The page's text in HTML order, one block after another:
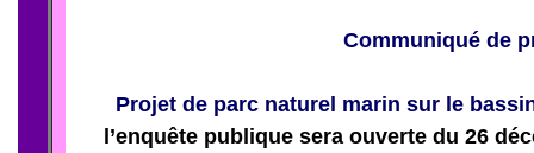
Communiqué de
Projet de parc naturel marin sur le
l’enquête publique sera ouverte du 26